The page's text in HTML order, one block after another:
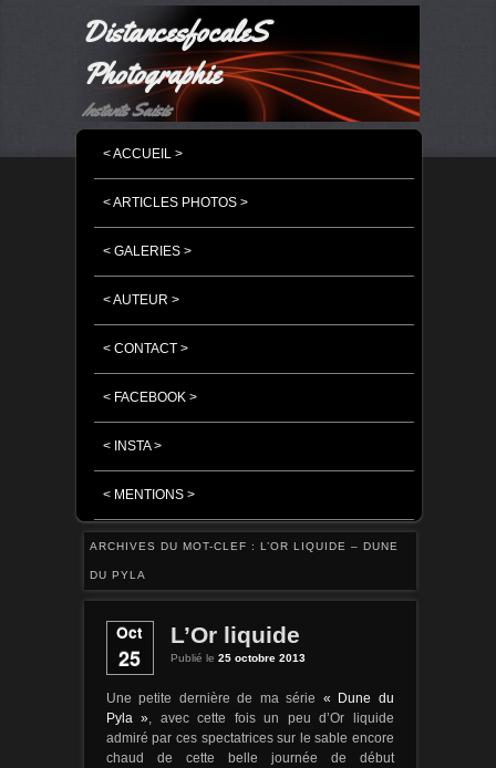
DistancesfocaleS
Photographie
Instants Saisis
MASQUER LA NAVIGATION PRINCIPALE
MASQUER LA NAVIGATION SECONDAIRE
< ACCUEIL >
< ARTICLES PHOTOS >
< GALERIES >
< AUTEUR >
< CONTACT >
< FACEBOOK >
< INSTA >
< MENTIONS >
ARCHIVES DU MOT-CLEF : L’OR LIQUIDE – DUNE
DU PYLA
Oct
25
L’Or liquide
Publié le 25 octobre 2013
Une petite dernière de ma série « Dune du
Pyla » , avec cette fois un peu d’Or liquide
admiré par ces spectatrices sur le sable encore
chaud de cette belle journée de début